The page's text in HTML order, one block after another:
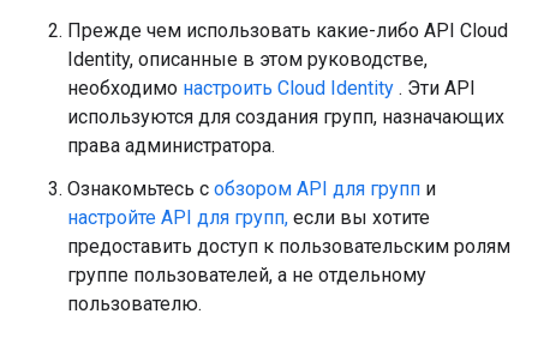
Прежде чем использовать какие-либо API Cloud
Identity, описанные в этом руководстве,
необходимо настроить Cloud Identity . Эти API
используются для создания групп, назначающих
права администратора.
Ознакомьтесь с обзором API для групп и
настройте API для групп, если вы хотите
предоставить доступ к пользовательским ролям
группе пользователей, а не отдельному
пользователю.